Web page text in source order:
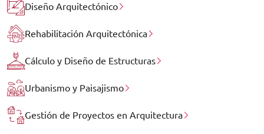
Diseño Arquitectónico
Rehabilitación Arquitectónica
Cálculo y Diseño de Estructuras
Urbanismo y Paisajismo
Gestión de Proyectos en Arquitectura